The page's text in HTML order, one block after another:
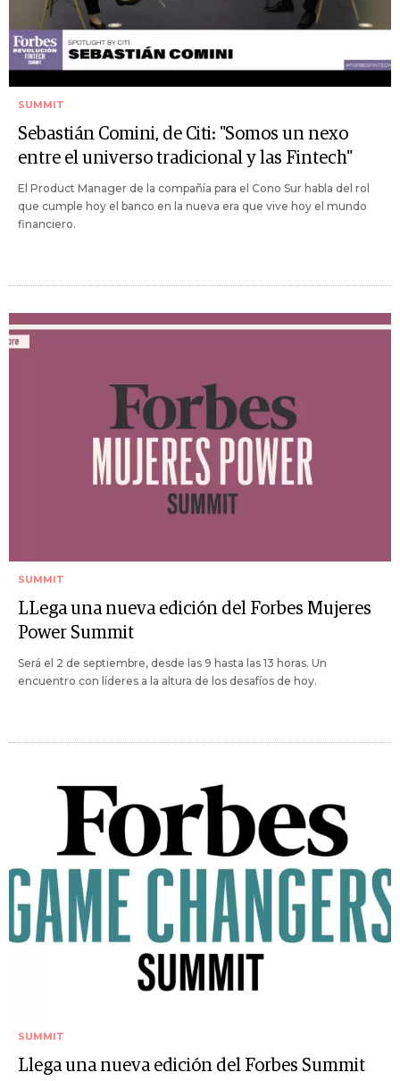
SUMMIT
Sebastián Comini, de Citi: "Somos un nexo
entre el universo tradicional y las Fintech"
El Product Manager de la compañía para el Cono Sur habla del rol
que cumple hoy el banco en la nueva era que vive hoy el mundo
financiero.
SUMMIT
LLega una nueva edición del Forbes Mujeres
Power Summit
Será el 2 de septiembre, desde las 9 hasta las 13 horas. Un
encuentro con líderes a la altura de los desafíos de hoy.
SUMMIT
Llega una nueva edición del Forbes Summit